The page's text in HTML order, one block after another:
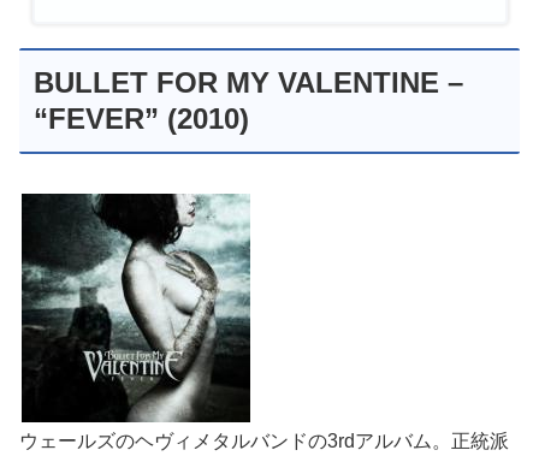
BULLET FOR MY VALENTINE –
“FEVER” (2010)
ウェールズのヘヴィメタルバンドの3rdアルバム。正統派